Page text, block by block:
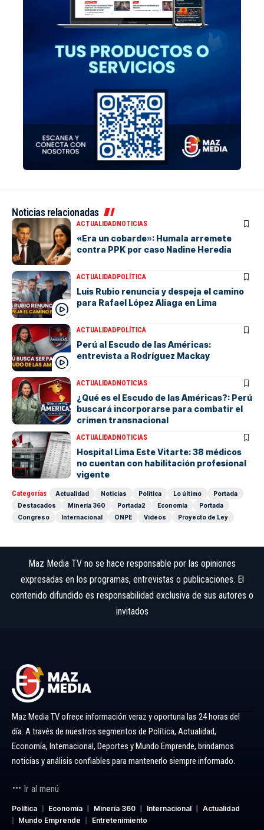
Noticias relacionadas
ACTUALIDADNOTICIAS
«Era un cobarde»: Humala arremete
contra PPK por caso Nadine Heredia
ACTUALIDADPOLÍTICA
Luis Rubio renuncia y despeja el camino
para Rafael López Aliaga en Lima
ACTUALIDADPOLÍTICA
Perú al Escudo de las Américas:
entrevista a Rodríguez Mackay
ACTUALIDADNOTICIAS
¿Qué es el Escudo de las Américas?: Perú
buscará incorporarse para combatir el
crimen transnacional
ACTUALIDADNOTICIAS
Hospital Lima Este Vitarte: 38 médicos
no cuentan con habilitación profesional
vigente
Categorías Actualidad Noticias Política Lo último
Portada
Destacados
Minería 360 Portada2 Economía
Portada
Congreso
Internacional ONPE Videos Proyecto de Ley
Maz Media TV no se hace responsable por las opiniones
expresadas en los programas, entrevistas o publicaciones. El
contenido difundido es responsabilidad exclusiva de sus autores o
invitados
Maz Media TV ofrece información veraz y oportuna las 24 horas del
día. A través de nuestros segmentos de Política, Actualidad,
Economía, Internacional, Deportes y Mundo Emprende, brindamos
noticias y análisis confiables para mantenerlo siempre informado.
Ir al menú
Política Economía Minería 360 Internacional
Actualidad
Mundo Emprende
Entretenimiento